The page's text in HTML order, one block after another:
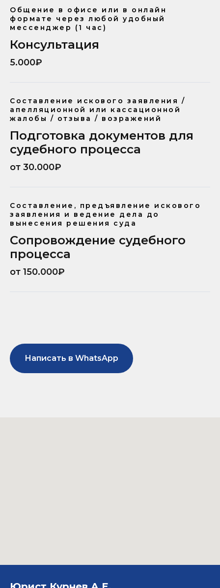
Общение в офисе или в онлайн
формате через любой удобный
мессенджер (1 час)
Консультация
5.000₽
Составление искового заявления /
апелляционной или кассационной
жалобы / отзыва / возражений
Подготовка документов для
судебного процесса
от 30.000₽
Составление, предъявление искового
заявления и ведение дела до
вынесения решения суда
Сопровождение судебного
процесса
от 150.000₽
Написать в WhatsApp